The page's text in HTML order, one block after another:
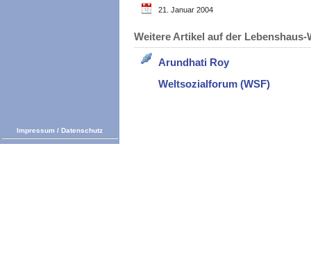
21. Januar 2004
Weitere Artikel auf der
Arundhati Roy
Weltsozialforum (WSF)
Impressum / Datenschutz